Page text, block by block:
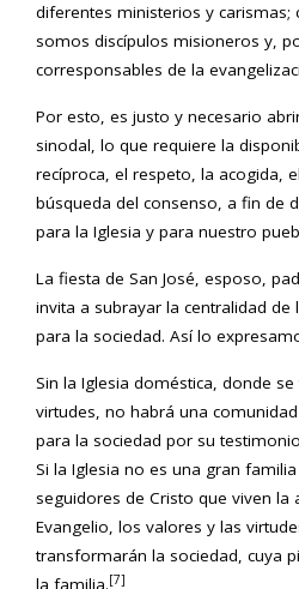
diferentes ministerios y
somos discípulos misioneros y,
corresponsables de la
Por esto, es justo y necesario
sinodal, lo que requiere la
recíproca, el respeto, la acogida,
búsqueda del consenso, a fin de
para la Iglesia y para nuestro
La fiesta de San José, esposo,
invita a subrayar la centralidad
para la sociedad. Así lo
Sin la Iglesia doméstica, donde
virtudes, no habrá una
para la sociedad por su
Si la Iglesia no es una gran
seguidores de Cristo que viven la
Evangelio, los valores y las
transformarán la sociedad, cuya
la familia.[7]